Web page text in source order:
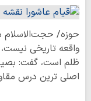
حوزه/ حجت‌الاسلام
واقعه تاریخی نیست،
ظلم است، گفت:
اصلی‌ ترین درس